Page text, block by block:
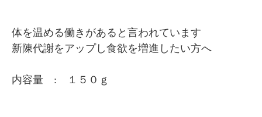
体を温める働きがあると言われています
新陳代謝をアップし食欲を増進したい方へ
内容量 : １５０ｇ